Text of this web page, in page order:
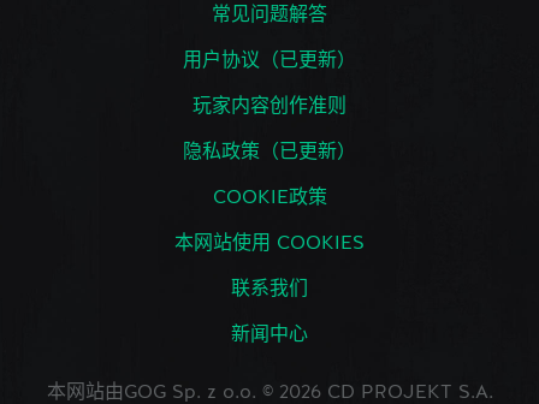
常见问题解答
用户协议（已更新）
玩家内容创作准则
隐私政策（已更新）
COOKIE政策
本网站使用 COOKIES
联系我们
新闻中心
本网站由GOG Sp. z o.o. © 2026 CD PROJEKT S.A.